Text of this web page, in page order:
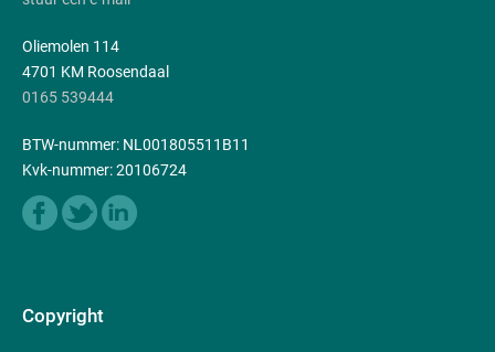
Oliemolen 114
4701 KM Roosendaal
0165 539444
BTW-nummer: NL001805511B11
Kvk-nummer: 20106724
Copyright